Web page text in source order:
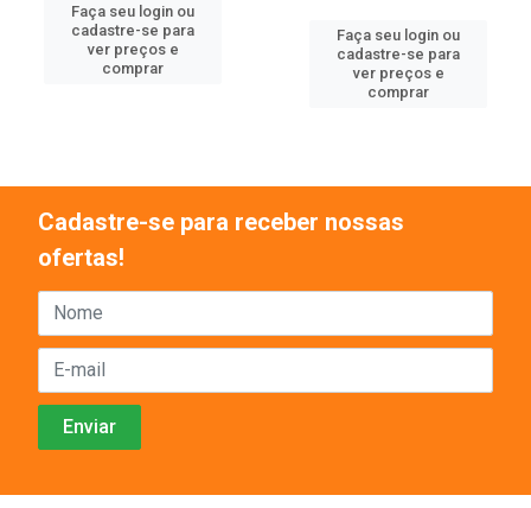
Faça seu login ou
cadastre-se para
ver preços e
comprar
Faça seu login ou
cadastre-se para
ver preços e
comprar
Cadastre-se para receber nossas
ofertas!